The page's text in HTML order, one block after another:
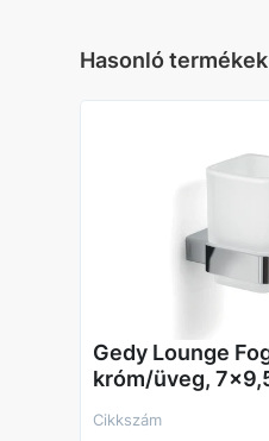
Hasonló termékek
Gedy Lounge
króm/üveg,
Cikkszám